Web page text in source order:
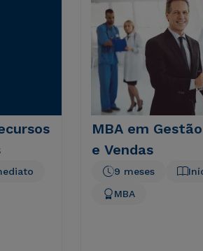
MBA em
e Vendas
9 meses
MBA